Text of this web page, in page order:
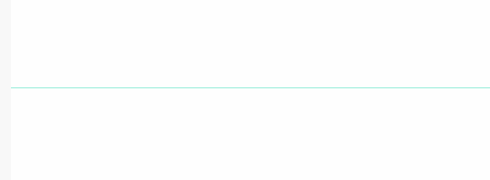
Официальный портал правовой информации